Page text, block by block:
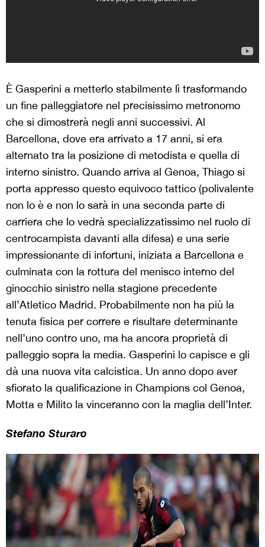
È Gasperini a metterlo stabilmente lì trasformando
un fine palleggiatore nel precisissimo metronomo
che si dimostrerà negli anni successivi. Al
Barcellona, dove era arrivato a 17 anni, si era
alternato tra la posizione di metodista e quella di
interno sinistro. Quando arriva al Genoa, Thiago si
porta appresso questo equivoco tattico (polivalente
non lo è e non lo sarà in una seconda parte di
carriera che lo vedrà specializzatissimo nel ruolo di
centrocampista davanti alla difesa) e una serie
impressionante di infortuni, iniziata a Barcellona e
culminata con la rottura del menisco interno del
ginocchio sinistro nella stagione precedente
all’Atletico Madrid. Probabilmente non ha più la
tenuta fisica per correre e risultare determinante
nell’uno contro uno, ma ha ancora proprietà di
palleggio sopra la media. Gasperini lo capisce e gli
dà una nuova vita calcistica. Un anno dopo aver
sfiorato la qualificazione in Champions col Genoa,
Motta e Milito la vinceranno con la maglia dell’Inter.
Stefano Sturaro